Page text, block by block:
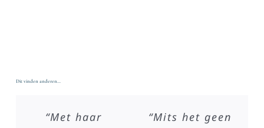
Dit vinden anderen…
“Met haar
“Mits het geen